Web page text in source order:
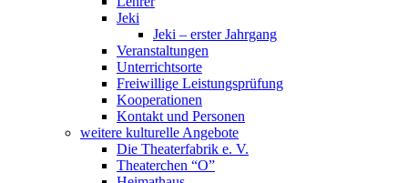
Jeki
Jeki – erster Jahrgang
Veranstaltungen
Unterrichtsorte
Freiwillige Leistungsprüfung
Kooperationen
Kontakt und Personen
weitere kulturelle Angebote
Die Theaterfabrik e. V.
Theaterchen “O”